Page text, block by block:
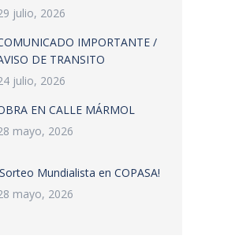
julio, 2026
IMPORTANTE /
DE TRANSITO
julio, 2026
EN CALLE MÁRMOL
mayo, 2026
Mundialista en COPASA!
mayo, 2026